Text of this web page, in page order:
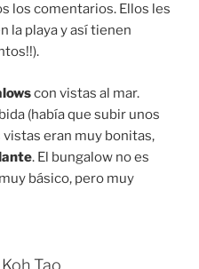
los comentarios. Ellos les
la playa y así tienen
con vistas al mar.
(había que subir unos
eran muy bonitas,
. El bungalow no es
básico, pero muy
Tao